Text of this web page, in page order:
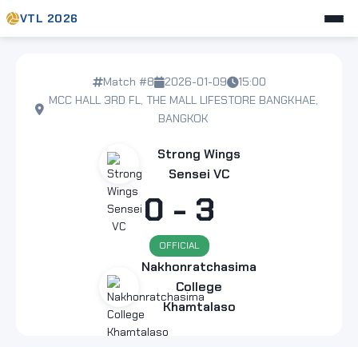
VTL 2026
Match #8 2026-01-09
15:00
MCC HALL 3RD FL, THE MALL LIFESTORE BANGKHAE,
BANGKOK
Strong Wings
Sensei VC
0 - 3
OFFICIAL
Nakhonratchasima
College
Khamtalaso